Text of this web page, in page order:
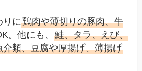
りに鶏肉や薄切りの豚肉、牛
。他にも、鮭、タラ、えび、
介類、豆腐や厚揚げ、薄揚げ